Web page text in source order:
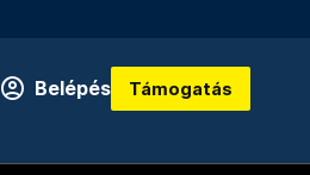
Belépés Támogatás